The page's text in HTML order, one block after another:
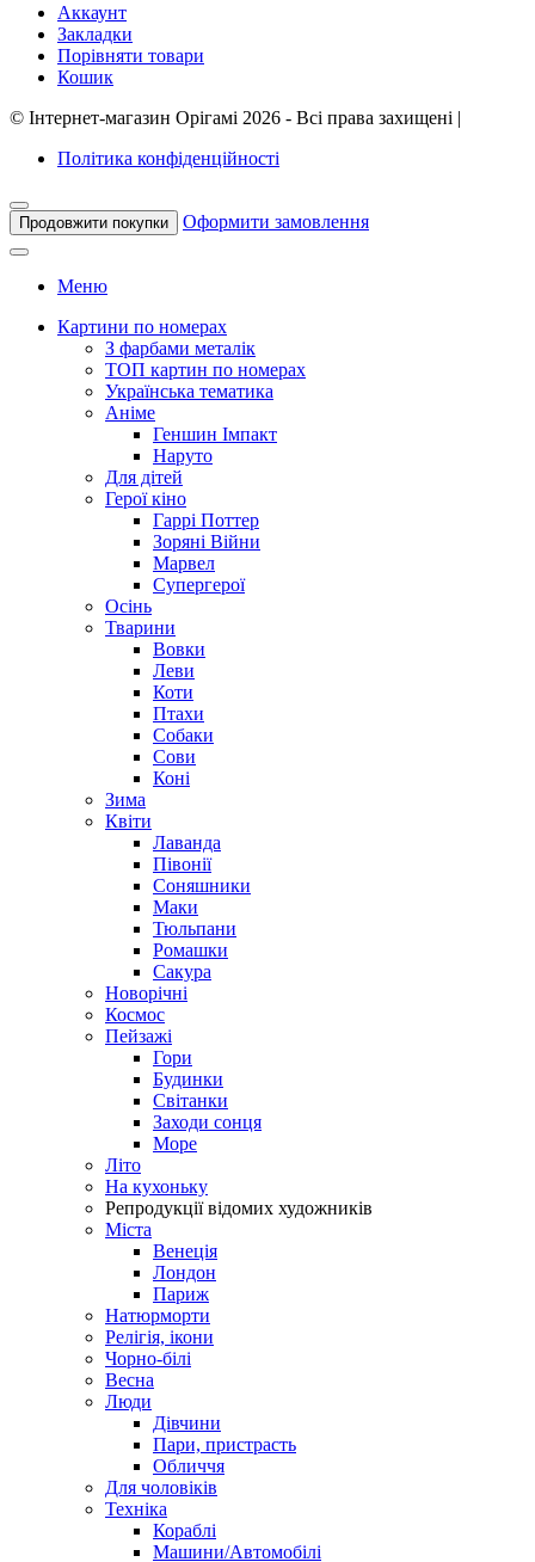
Аккаунт
Закладки
Порівняти товари
Кошик
© Інтернет-магазин Орігамі 2026 - Всі права захищені |
Політика конфіденційності
Продовжити покупки Оформити замовлення
Меню
Картини по номерах
З фарбами металік
ТОП картин по номерах
Українська тематика
Аніме
Геншин Імпакт
Наруто
Для дітей
Герої кіно
Гаррі Поттер
Зоряні Війни
Марвел
Супергерої
Осінь
Тварини
Вовки
Леви
Коти
Птахи
Собаки
Сови
Коні
Зима
Квіти
Лаванда
Півонії
Соняшники
Маки
Тюльпани
Ромашки
Сакура
Новорічні
Космос
Пейзажі
Гори
Будинки
Світанки
Заходи сонця
Море
Літо
На кухоньку
Репродукції відомих художників
Міста
Венеція
Лондон
Париж
Натюрморти
Релігія, ікони
Чорно-білі
Весна
Люди
Дівчини
Пари, пристрасть
Обличчя
Для чоловіків
Техніка
Кораблі
Машини/Автомобілі